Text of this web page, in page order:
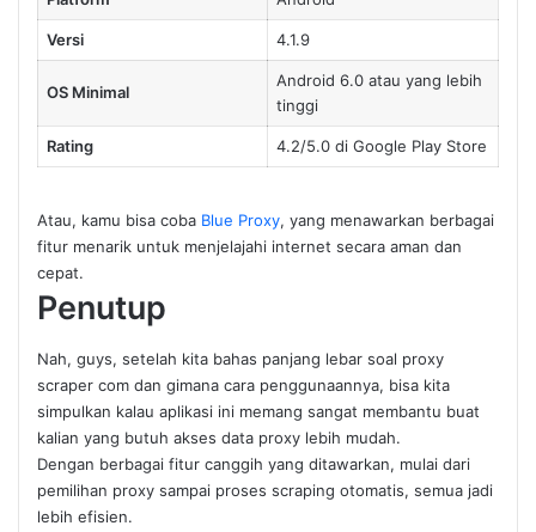
Versi 4.1.9
OS Minimal
Android 6.0 atau yang lebih
tinggi
Rating 4.2/5.0 di Google Play Store
Atau, kamu bisa coba Blue Proxy, yang menawarkan berbagai
fitur menarik untuk menjelajahi internet secara aman dan
cepat.
Penutup
Nah, guys, setelah kita bahas panjang lebar soal proxy
scraper com dan gimana cara penggunaannya, bisa kita
simpulkan kalau aplikasi ini memang sangat membantu buat
kalian yang butuh akses data proxy lebih mudah.
Dengan berbagai fitur canggih yang ditawarkan, mulai dari
pemilihan proxy sampai proses scraping otomatis, semua jadi
lebih efisien.